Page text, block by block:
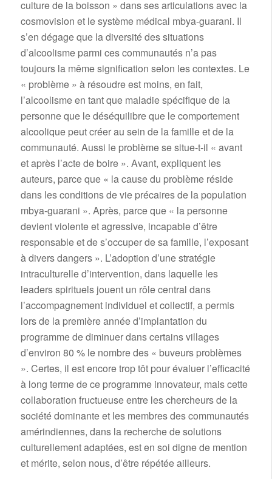
culture de la boisson » dans ses articulations avec la
cosmovision et le système médical mbya-guarani. Il
s’en dégage que la diversité des situations
d’alcoolisme parmi ces communautés n’a pas
toujours la même signification selon les contextes. Le
« problème » à résoudre est moins, en fait,
l’alcoolisme en tant que maladie spécifique de la
personne que le déséquilibre que le comportement
alcoolique peut créer au sein de la famille et de la
communauté. Aussi le problème se situe-t-il « avant
et après l’acte de boire ». Avant, expliquent les
auteurs, parce que « la cause du problème réside
dans les conditions de vie précaires de la population
mbya-guarani ». Après, parce que « la personne
devient violente et agressive, incapable d’être
responsable et de s’occuper de sa famille, l’exposant
à divers dangers ». L’adoption d’une stratégie
intraculturelle d’intervention, dans laquelle les
leaders spirituels jouent un rôle central dans
l’accompagnement individuel et collectif, a permis
lors de la première année d’implantation du
programme de diminuer dans certains villages
d’environ 80 % le nombre des « buveurs problèmes
». Certes, il est encore trop tôt pour évaluer l’efficacité
à long terme de ce programme innovateur, mais cette
collaboration fructueuse entre les chercheurs de la
société dominante et les membres des communautés
amérindiennes, dans la recherche de solutions
culturellement adaptées, est en soi digne de mention
et mérite, selon nous, d’être répétée ailleurs.